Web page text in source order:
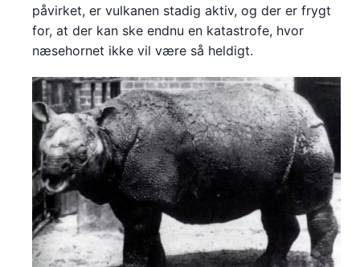
påvirket, er vulkanen stadig aktiv, og der er frygt
for, at der kan ske endnu en katastrofe, hvor
næsehornet ikke vil være så heldigt.